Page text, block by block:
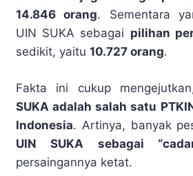
14.846 orang. Sementara
UIN SUKA sebagai pilihan
sedikit, yaitu 10.727 orang.
Fakta ini cukup
SUKA adalah salah satu
Indonesia. Artinya, banyak
UIN SUKA sebagai
persaingannya ketat.